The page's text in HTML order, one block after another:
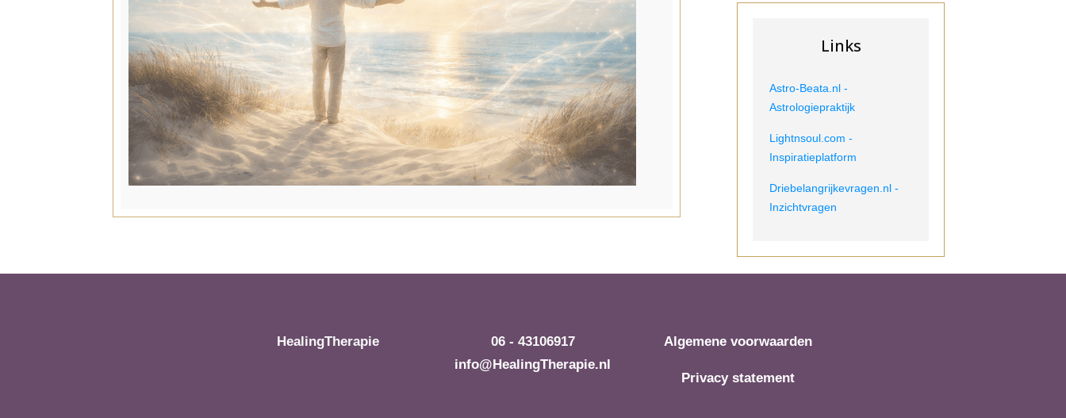
Links
Astro-Beata.nl -
Astrologiepraktijk
Lightnsoul.com -
Inspiratieplatform
Driebelangrijkevragen.nl -
Inzichtvragen
HealingTherapie
06 - 43106917
info@HealingTherapie.nl
Algemene voorwaarden
Privacy statement